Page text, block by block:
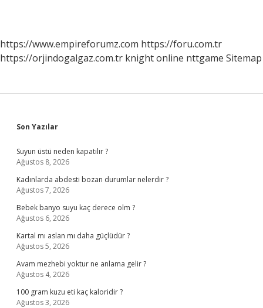
https://www.empireforumz.com https://foru.com.tr
https://orjindogalgaz.com.tr knight online nttgame Sitemap
Sidebar
Son Yazılar
Suyun üstü neden kapatılır ?
Ağustos 8, 2026
Kadınlarda abdesti bozan durumlar nelerdir ?
Ağustos 7, 2026
Bebek banyo suyu kaç derece olm ?
Ağustos 6, 2026
Kartal mı aslan mı daha güçlüdür ?
Ağustos 5, 2026
Avam mezhebi yoktur ne anlama gelir ?
Ağustos 4, 2026
100 gram kuzu eti kaç kaloridir ?
Ağustos 3, 2026